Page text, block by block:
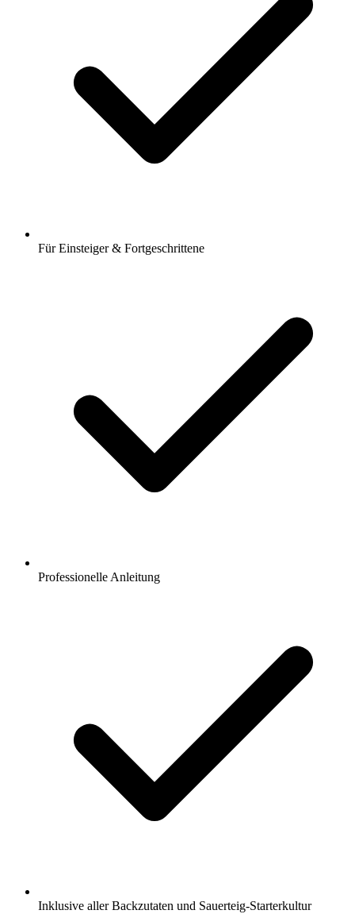
Für Einsteiger & Fortgeschrittene
Professionelle Anleitung
Inklusive aller Backzutaten und Sauerteig-Starterkultur